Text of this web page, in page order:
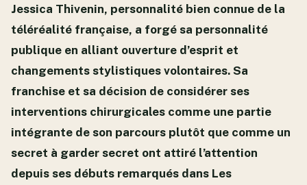
Jessica Thivenin, personnalité bien connue de la
téléréalité française, a forgé sa personnalité
publique en alliant ouverture d’esprit et
changements stylistiques volontaires. Sa
franchise et sa décision de considérer ses
interventions chirurgicales comme une partie
intégrante de son parcours plutôt que comme un
secret à garder secret ont attiré l’attention
depuis ses débuts remarqués dans Les